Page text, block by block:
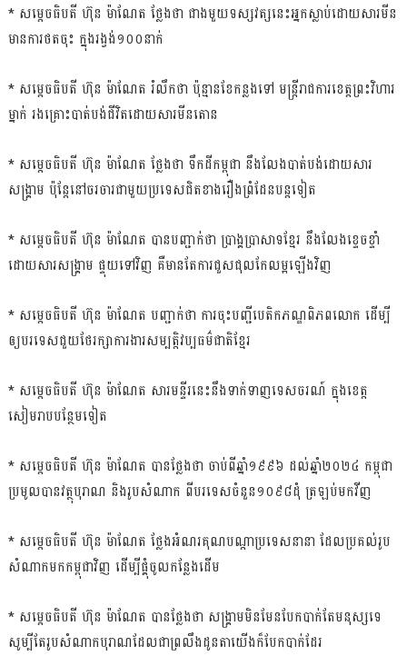
* សម្ដេចធិបតី ហ៊ុន ម៉ាណែត ថ្លែងថា ជាងមួយទស្សវត្សនេះអ្នកស្លាប់ដោយសារមីន
មានការថតចុះ ក្នុងរង្វង់១០០នាក់
* សម្ដេចធិបតី ហ៊ុន ម៉ាណែត រំលឹកថា ប៉ុន្មានខែកន្លងទៅ មន្ដ្រីរាជការខេត្តព្រះវិហារ
ម្នាក់ រងគ្រោះបាត់បង់ជីវិតដោយសារមីនតោន
* សម្ដេចធិបតី ហ៊ុន ម៉ាណែត ថ្លែងថា ទឹកដីកម្ពុជា នឹងលែងបាត់បង់ដោយសារ
សង្រ្គាម ប៉ុន្ដែនៅចរចារជាមួយប្រទេសជិតខាងរឿងព្រំដែនបន្ដទៀត
* សម្ដេចធិបតី ហ៊ុន ម៉ាណែត បានបញ្ជាក់ថា ប្រាង្គប្រាសាទខ្មែរ នឹងលែងខ្ទេចខ្ទាំ
ដោយសារសង្រ្គាម ផ្ទុយទៅវិញ គឺមានតែការជួសជុលកែលម្អឡើងវិញ
* សម្ដេចធិបតី ហ៊ុន ម៉ាណែត បញ្ជាក់ថា ការចុះបញ្ជីបេតិកភណ្ឌពិភពលោក ដើម្បី
ឲ្យបរទេសជួយថែរក្សាការងារសម្បត្តិវប្បធម៌ជាតិខ្មែរ
* សម្ដេចធិបតី ហ៊ុន ម៉ាណែត សារមន្ទីរនេះនឹងទាក់ទាញទេសចរណ៍ ក្នុងខេត្ត
សៀមរាបបន្ថែមទៀត
* សម្ដេចធិបតី ហ៊ុន ម៉ាណែត បានថ្លែងថា ចាប់ពីឆ្នាំ១៩៩៦ ដល់ឆ្នាំ២០២៤ កម្ពុជា
ប្រមូលបានវត្ថុបុរាណ និងរូបសំណាក ពីបរទេសចំនួន១០៩៨ដុំ ត្រឡប់មកវីញ
* សម្ដេចធិបតី ហ៊ុន ម៉ាណែត ថ្លែងអំណរគុណបណ្ដាប្រទេសនានា ដែលប្រគល់រូប
សំណាកមកកម្ពុជាវិញ ដើម្បីផ្គុំចូលកន្លែងដើម
* សម្ដេចធិបតី ហ៊ុន ម៉ាណែត បានថ្លែងថា សង្គ្រាមមិនមែនបែកបាក់តែមនុស្សទេ
សូម្បីតែរូបសំណាកបុរាណដែលជាព្រលឹងដូនតាយើងក៏បែកបាក់ដែរ